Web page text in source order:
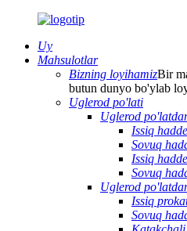
Uy
Mahsulotlar
Bizning loyihamizBir
butun dunyo bo'ylab
Uglerod po'lati
Uglerod
Issiq
Sovuq
Issiq
Sovuq
Uglerod
Issiq
Sovuq